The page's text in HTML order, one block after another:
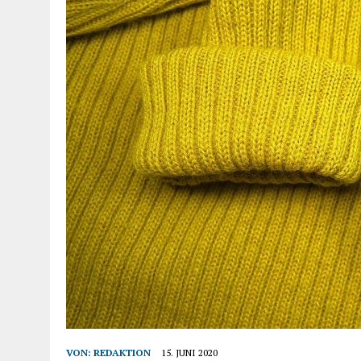
VON: REDAKTION 15. JUNI 2020